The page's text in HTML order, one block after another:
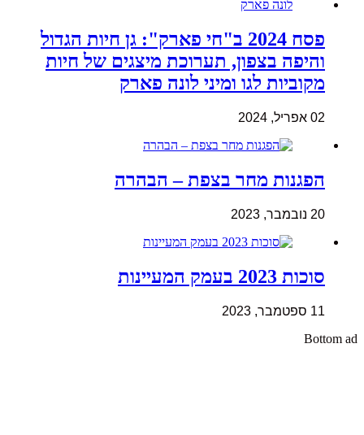
פסח 2024 ב"חי פארק": גן חיות הגדול
והיפה בצפון, תערוכת מיצגים של חיות
מקוביות לגו ומיני לונה פארק
02 אפריל, 2024
הפגנות מחר בצפת – הבהרה
20 נובמבר, 2023
סוכות 2023 בעמק המעיינות
11 ספטמבר, 2023
Bottom ad